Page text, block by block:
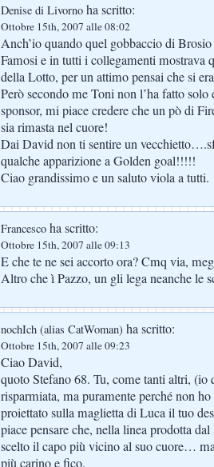
Denise di Livorno ha scritto:
Ottobre 15th, 2007 alle 08:02
Anch’io quando quel gobbaccio di
Famosi e in tutti i collegamenti mostrava
della Lotto, per un attimo pensai che si
Però secondo me Toni non l’ha fatto solo
sponsor, mi piace credere che un pò di
sia rimasta nel cuore!
Dai David non ti sentire un
qualche apparizione a Golden goal!!!!!
Ciao grandissimo e un saluto viola a tutti.
Francesco ha scritto:
Ottobre 15th, 2007 alle 09:13
E che te ne sei accorto ora? Cmq via,
Altro che ì Pazzo, un gli lega neanche le
nochIch (alias CatWoman) ha scritto:
Ottobre 15th, 2007 alle 09:23
Ciao David,
quoto Stefano 68. Tu, come tanti altri, (io
risparmiata, ma puramente perché non
proiettato sulla maglietta di Luca il tuo
piace pensare che, nella linea prodotta
scelto il capo più vicino al suo cuore…
più carino e fico.